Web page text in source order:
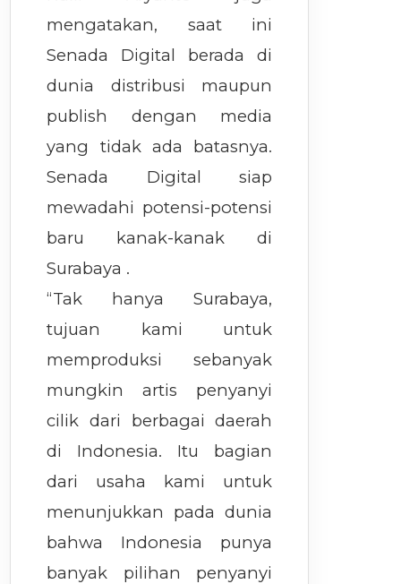
mengatakan, saat ini
Senada Digital berada di
dunia distribusi maupun
publish dengan media
yang tidak ada batasnya.
Senada Digital siap
mewadahi potensi-potensi
baru kanak-kanak di
Surabaya .
“Tak hanya Surabaya,
tujuan kami untuk
memproduksi sebanyak
mungkin artis penyanyi
cilik dari berbagai daerah
di Indonesia. Itu bagian
dari usaha kami untuk
menunjukkan pada dunia
bahwa Indonesia punya
banyak pilihan penyanyi